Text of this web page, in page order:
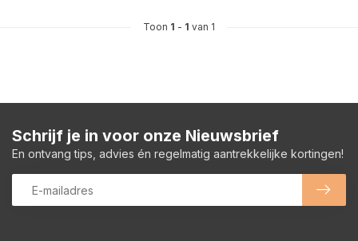
Toon 1 - 1 van 1
Schrijf je in voor onze Nieuwsbrief
En ontvang tips, advies én regelmatig aantrekkelijke kortingen!